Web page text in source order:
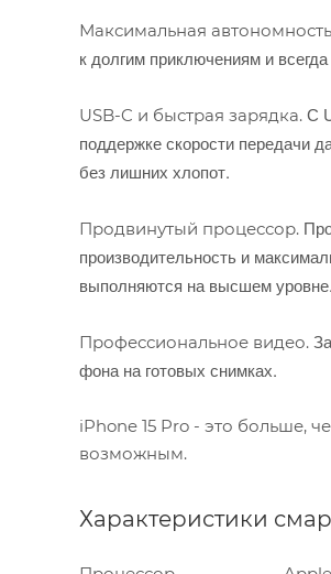
Максимальная
к долгим приключениям и
USB-C и быстрая зарядка. С
поддержке скорости передачи
без лишних хлопот.
Продвинутый процессор.
производительность и
выполняются на высшем уровне.
Профессиональное видео.
фона на готовых снимках.
iPhone 15 Pro - это больше,
возможным.
Характеристики